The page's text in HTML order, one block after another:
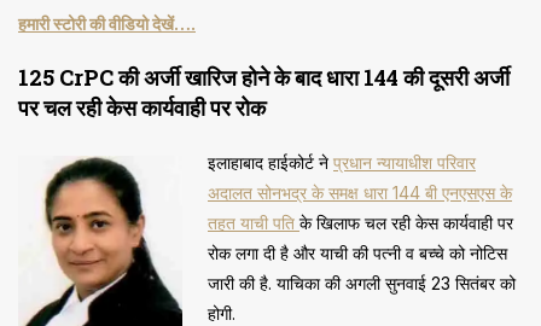
हमारी स्टोरी की वीडियो देखें….
125 CrPC की अर्जी खारिज होने के बाद धारा 144 की दूसरी अर्जी
पर चल रही केस कार्यवाही पर रोक
इलाहाबाद हाईकोर्ट ने प्रधान न्यायाधीश परिवार
अदालत सोनभद्र के समक्ष धारा 144 बी एनएसएस के
तहत याची पति के खिलाफ चल रही केस कार्यवाही पर
रोक लगा दी है और याची की पत्नी व बच्चे को नोटिस
जारी की है. याचिका की अगली सुनवाई 23 सितंबर को
होगी.